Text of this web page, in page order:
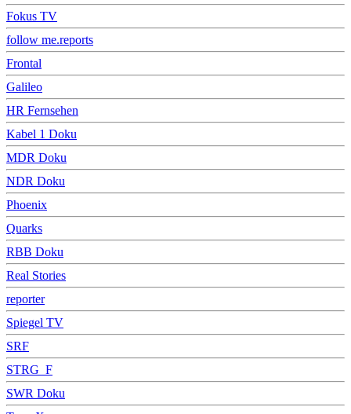
Fokus TV
follow me.reports
Frontal
Galileo
HR Fernsehen
Kabel 1 Doku
MDR Doku
NDR Doku
Phoenix
Quarks
RBB Doku
Real Stories
reporter
Spiegel TV
SRF
STRG_F
SWR Doku